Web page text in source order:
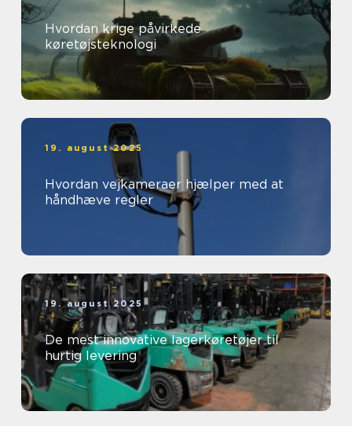
Hvordan krige påvirkede
køretøjsteknologi
19. august 2025
Hvordan vejkameraer hjælper med at
håndhæve regler
19. august 2025
De mest innovative lagerkøretøjer til
hurtig levering